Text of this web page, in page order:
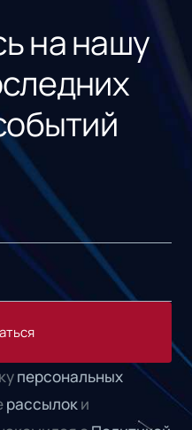
на нашу
персональных
рассылоки